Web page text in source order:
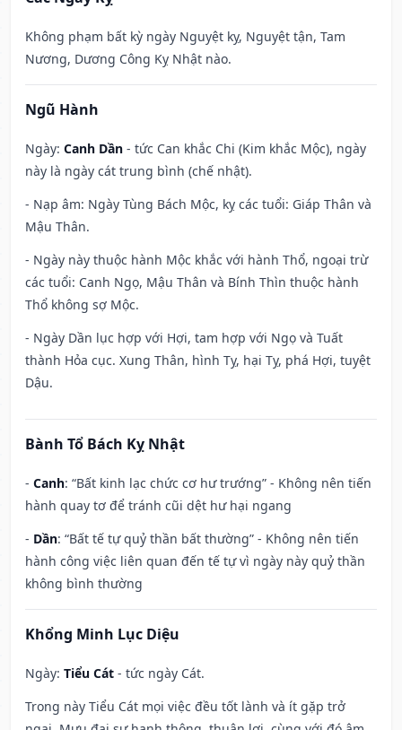
Không phạm bất kỳ ngày Nguyệt kỵ, Nguyệt tận, Tam
Nương, Dương Công Kỵ Nhật nào.
Ngũ Hành
Ngày: Canh Dần - tức Can khắc Chi (Kim khắc Mộc), ngày
này là ngày cát trung bình (chế nhật).
- Nạp âm: Ngày Tùng Bách Mộc, kỵ các tuổi: Giáp Thân và
Mậu Thân.
- Ngày này thuộc hành Mộc khắc với hành Thổ, ngoại trừ
các tuổi: Canh Ngọ, Mậu Thân và Bính Thìn thuộc hành
Thổ không sợ Mộc.
- Ngày Dần lục hợp với Hợi, tam hợp với Ngọ và Tuất
thành Hỏa cục. Xung Thân, hình Tỵ, hại Tỵ, phá Hợi, tuyệt
Dậu.
Bành Tổ Bách Kỵ Nhật
- Canh: “Bất kinh lạc chức cơ hư trướng” - Không nên tiến
hành quay tơ để tránh cũi dệt hư hại ngang
- Dần: “Bất tế tự quỷ thần bất thường” - Không nên tiến
hành công việc liên quan đến tế tự vì ngày này quỷ thần
không bình thường
Khổng Minh Lục Diệu
Ngày: Tiểu Cát - tức ngày Cát.
Trong này Tiểu Cát mọi việc đều tốt lành và ít gặp trở